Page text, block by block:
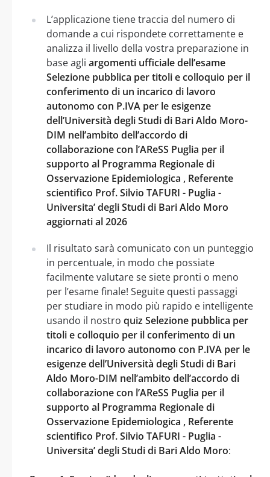
L’applicazione tiene traccia del numero di
domande a cui rispondete correttamente e
analizza il livello della vostra preparazione in
base agli argomenti ufficiale dell’esame
Selezione pubblica per titoli e colloquio per il
conferimento di un incarico di lavoro
autonomo con P.IVA per le esigenze
dell’Università degli Studi di Bari Aldo Moro-
DIM nell’ambito dell’accordo di
collaborazione con l’AReSS Puglia per il
supporto al Programma Regionale di
Osservazione Epidemiologica , Referente
scientifico Prof. Silvio TAFURI - Puglia -
Universita’ degli Studi di Bari Aldo Moro
aggiornati al 2026
Il risultato sarà comunicato con un punteggio
in percentuale, in modo che possiate
facilmente valutare se siete pronti o meno
per l’esame finale! Seguite questi passaggi
per studiare in modo più rapido e intelligente
usando il nostro quiz Selezione pubblica per
titoli e colloquio per il conferimento di un
incarico di lavoro autonomo con P.IVA per le
esigenze dell’Università degli Studi di Bari
Aldo Moro-DIM nell’ambito dell’accordo di
collaborazione con l’AReSS Puglia per il
supporto al Programma Regionale di
Osservazione Epidemiologica , Referente
scientifico Prof. Silvio TAFURI - Puglia -
Universita’ degli Studi di Bari Aldo Moro: